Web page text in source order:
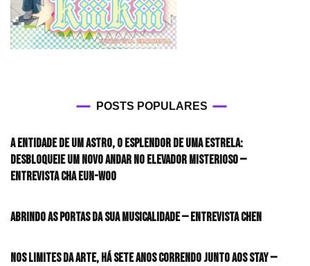
POSTS POPULARES
A entidade de um astro, o esplendor de uma estrela:
desbloqueie um novo andar no elevador misterioso —
Entrevista CHA EUN-WOO
Abrindo as portas da sua musicalidade — Entrevista CHEN
Nos limites da arte, há sete anos correndo junto aos STAY —